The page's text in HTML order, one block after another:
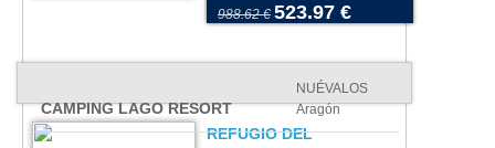
988.62 € 523.97 €
CAMPING LAGO RESORT
NUÉVALOS
Aragón
REFUGIO DEL